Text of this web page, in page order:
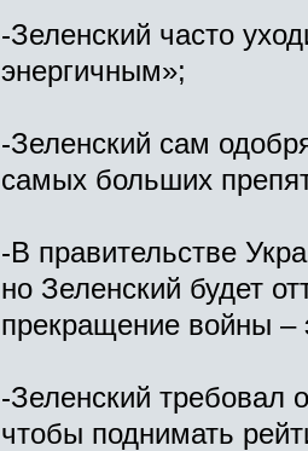
-Зеленский часто
энергичным»;
-Зеленский сам
самых больших
-В правительстве
но Зеленский будет
прекращение войны –
-Зеленский требовал
чтобы поднимать